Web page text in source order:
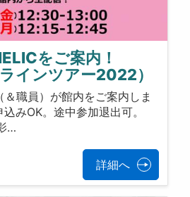
をご案内！
インツアー2022）
職員）が館内をご案内しま
みOK。途中参加退出可。
…
詳細へ